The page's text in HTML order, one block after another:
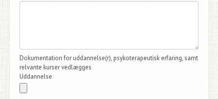
Dokumentation for uddannelse(r), psykoterapeutisk erfaring, samt
relvante kurser vedlægges
Uddannelse